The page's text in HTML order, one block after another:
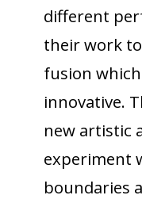
different
their work
fusion
innovative.
new artistic
experiment
boundaries